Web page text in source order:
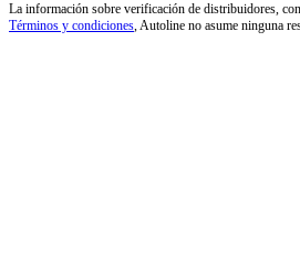
La información sobre verificación de distribuidores,
Términos y condiciones, Autoline no asume ninguna